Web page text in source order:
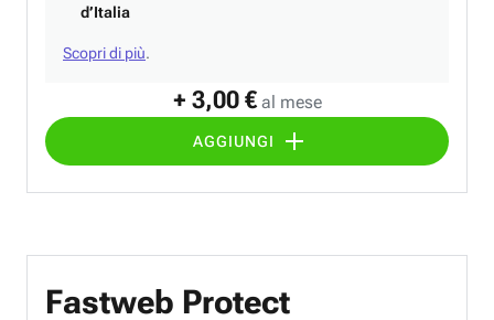
+ 3,00 € al mese
AGGIUNGI
d’Italia
Scopri di più.
Fastweb Protect